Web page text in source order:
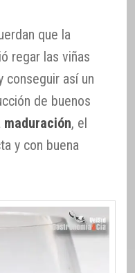
que la
regar las viñas
conseguir así un
de buenos
maduración, el
y con buena